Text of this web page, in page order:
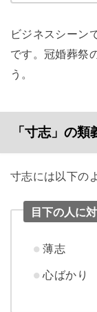
ビジネスシーン
です。冠婚葬祭
う。
「寸志」の類
寸志には以下の
目下の人に
薄志
心ばかり